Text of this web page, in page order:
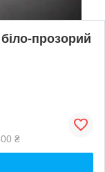
прозорий
₴